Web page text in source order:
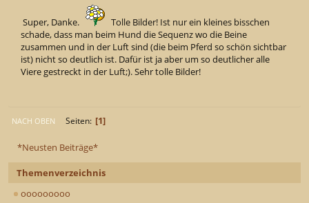
*Neusten Beiträge*
Themenverzeichnis
ooooooooo
Super, Danke.
Tolle Bilder! Ist nur ein kleines bisschen
schade, dass man beim Hund die Sequenz wo die Beine
zusammen und in der Luft sind (die beim Pferd so schön sichtbar
ist) nicht so deutlich ist. Dafür ist ja aber um so deutlicher alle
Viere gestreckt in der Luft;). Sehr tolle Bilder!
NACH OBEN Seiten 1